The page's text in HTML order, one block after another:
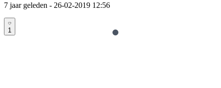
7 jaar geleden - 26-02-2019 12:56
1